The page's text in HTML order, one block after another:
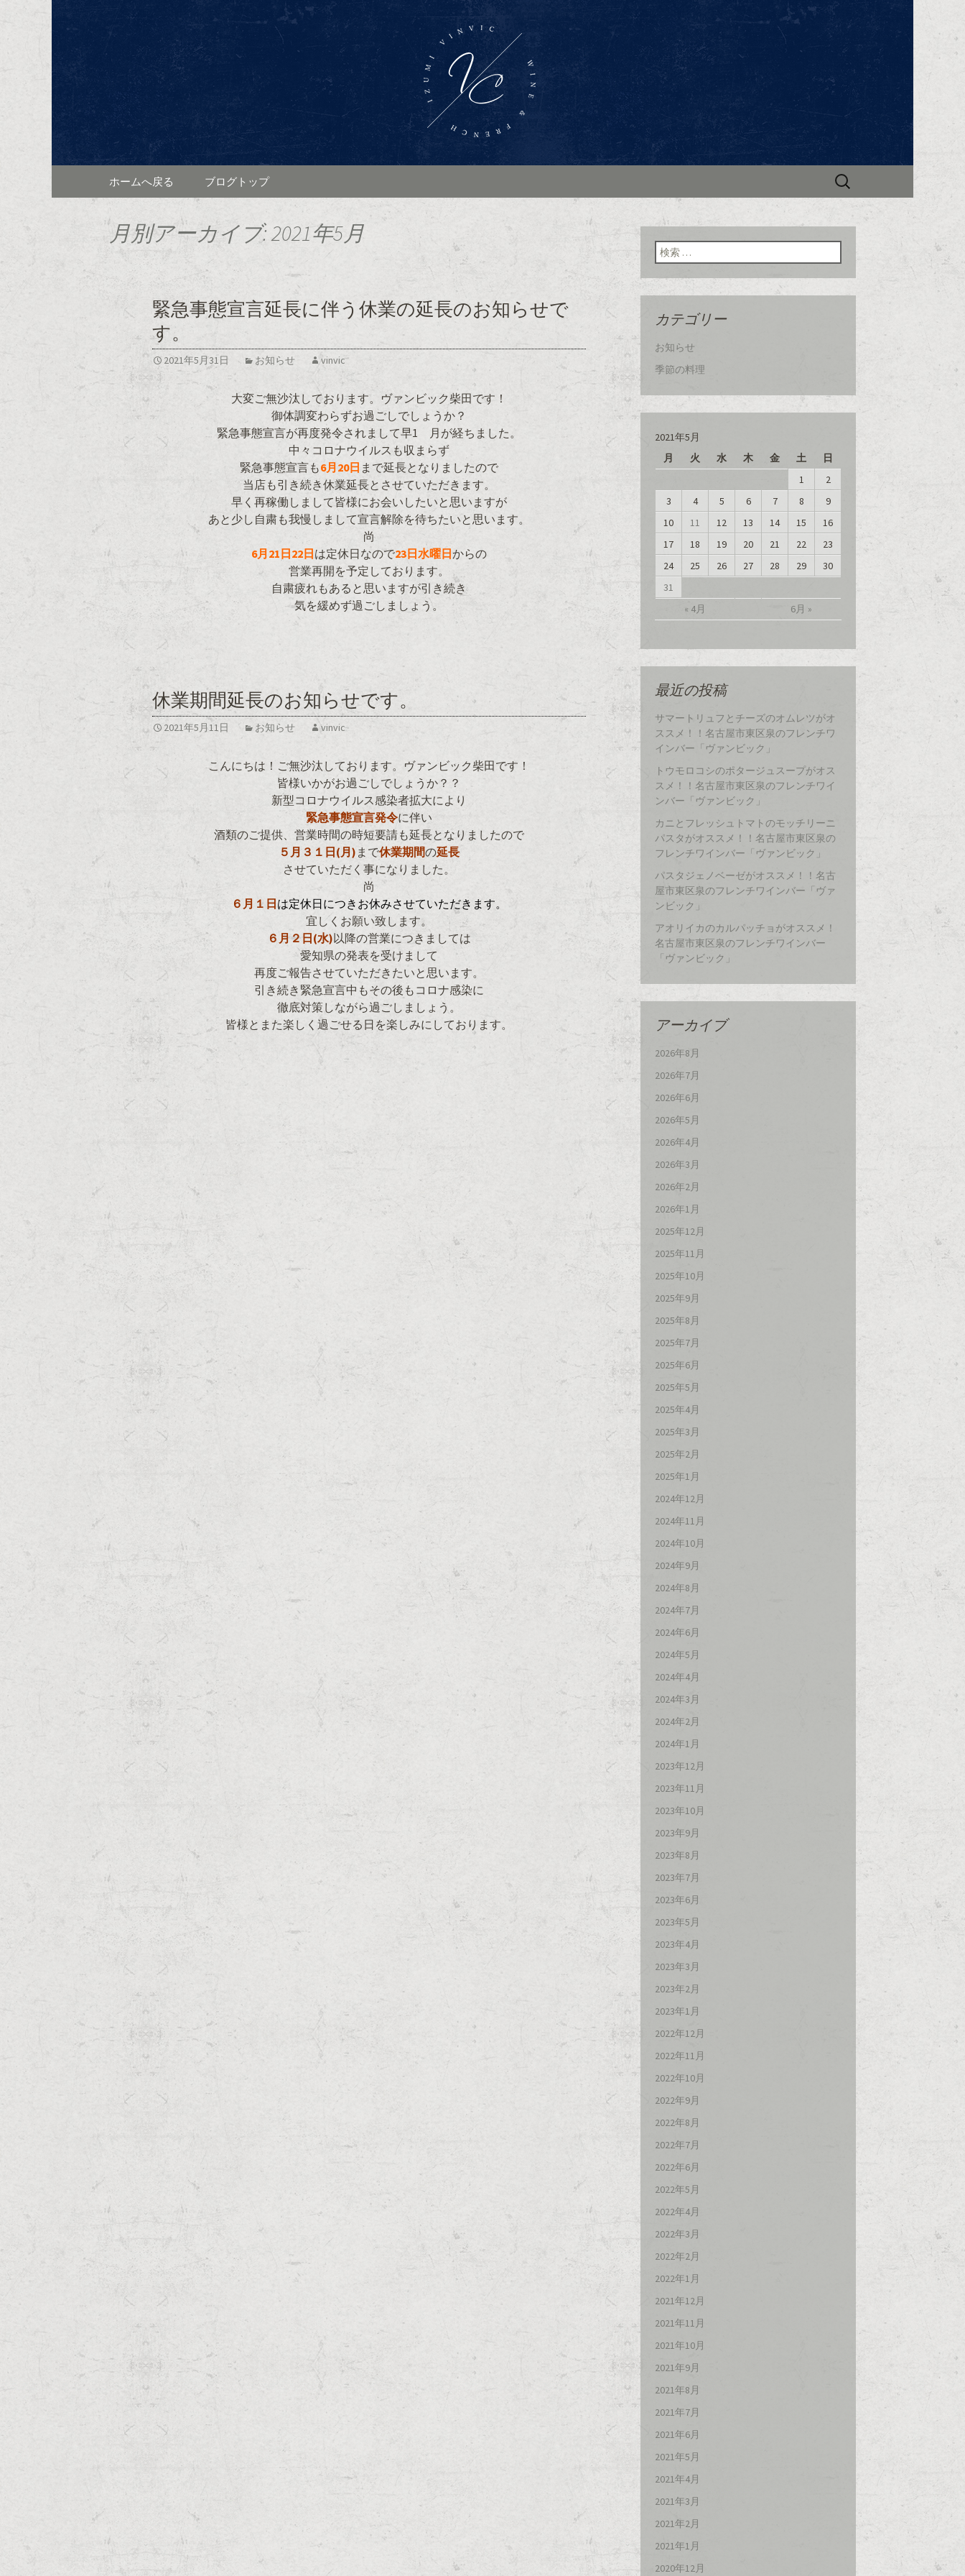
東区泉ワインバー「ヴァンビック」のブ
ログ
東区泉、高岳駅近くに佇むワインバー「Wine Bar Vinvic～ヴァンビック～」。ブルゴーニュ地方のワイ
ンと共に、本格的なフランス料理がお楽しみいただけます。ブログで新着情報やお知らせを更新中。
コンテンツへ移動
ホームへ戻る ブログトップ
検
月別アーカイブ: 2021年5月
緊急事態宣言延長に伴う休業の延長のお知らせで
す。
2021年5月31日 お知らせ vinvic
大変ご無沙汰しております。ヴァンビック柴田です！
御体調変わらずお過ごしでしょうか？
緊急事態宣言が再度発令されまして早1ゕ月が経ちました。
中々コロナウイルスも収まらず
緊急事態宣言も6月20日 まで延長となりましたので
当店も引き続き休業延長とさせていただきます。
早く再稼働しまして皆様にお会いしたいと思いますが
あと少し自粛も我慢しまして宣言解除を待ちたいと思います。
尚
6月21日22日は定休日なので23日水曜日からの
営業再開を予定しております。
自粛疲れもあると思いますが引き続き
気を緩めず過ごしましょう。
休業期間延長のお知らせです。
2021年5月11日 お知らせ vinvic
こんにちは！ご無沙汰しております。ヴァンビック柴田です！
皆様いかがお過ごしでしょうか？？
新型コロナウイルス感染者拡大により
緊急事態宣言発令に伴い
酒類のご提供、営業時間の時短要請も延長となりましたので
５月３１日(月) まで休業期間の延長
させていただく事になりました。
尚
６月１日は定休日につきお休みさせていただきます。
宜しくお願い致します。
６月２日(水)以降の営業につきましては
愛知県の発表を受けまして
再度ご報告させていただきたいと思います。
引き続き緊急宣言中もその後もコロナ感染に
徹底対策しながら過ごしましょう。
皆様とまた楽しく過ごせる日を楽しみにしております。
検索:
カテゴリー
お知らせ
季節の料理
2021年5月
月
火 水 木 金 土 日
« 4月 6月 »
1
2
3
4 5 6 7 8
9
10
11 12 13 14 15
16
17
18 19 20 21 22
23
24
25 26 27 28 29
30
31
最近の投稿
サマートリュフとチーズのオムレツがオ
ススメ！！名古屋市東区泉のフレンチワ
インバー「ヴァンビック」
トウモロコシのポタージュスープがオス
スメ！！名古屋市東区泉のフレンチワイ
ンバー「ヴァンビック」
カニとフレッシュトマトのモッチリーニ
パスタがオススメ！！名古屋市東区泉の
フレンチワインバー「ヴァンビック」
パスタジェノベーゼがオススメ！！名古
屋市東区泉のフレンチワインバー「ヴァ
ンビック」
アオリイカのカルパッチョがオススメ！
名古屋市東区泉のフレンチワインバー
「ヴァンビック」
アーカイブ
2026年8月
2026年7月
2026年6月
2026年5月
2026年4月
2026年3月
2026年2月
2026年1月
2025年12月
2025年11月
2025年10月
2025年9月
2025年8月
2025年7月
2025年6月
2025年5月
2025年4月
2025年3月
2025年2月
2025年1月
2024年12月
2024年11月
2024年10月
2024年9月
2024年8月
2024年7月
2024年6月
2024年5月
2024年4月
2024年3月
2024年2月
2024年1月
2023年12月
2023年11月
2023年10月
2023年9月
2023年8月
2023年7月
2023年6月
2023年5月
2023年4月
2023年3月
2023年2月
2023年1月
2022年12月
2022年11月
2022年10月
2022年9月
2022年8月
2022年7月
2022年6月
2022年5月
2022年4月
2022年3月
2022年2月
2022年1月
2021年12月
2021年11月
2021年10月
2021年9月
2021年8月
2021年7月
2021年6月
2021年5月
2021年4月
2021年3月
2021年2月
2021年1月
2020年12月